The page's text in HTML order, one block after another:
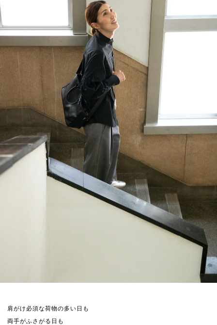
肩がけ必須な荷物の多い日も
両手がふさがる日も